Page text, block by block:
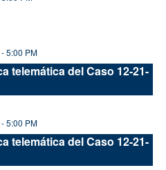
5:00 PM
telemática del Caso 12-21-
5:00 PM
telemática del Caso 12-21-